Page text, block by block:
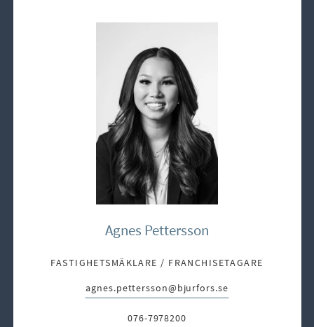
Agnes Pettersson
FASTIGHETSMÄKLARE / FRANCHISETAGARE
E-post:
agnes.pettersson@bjurfors.se
Telefon:
076-7978200